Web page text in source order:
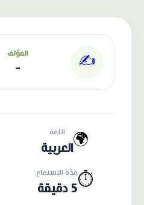
✍️ المؤلف
-
🌍 اللغة
العربية
⏱️مدّة الاستماع
5 دقيقة